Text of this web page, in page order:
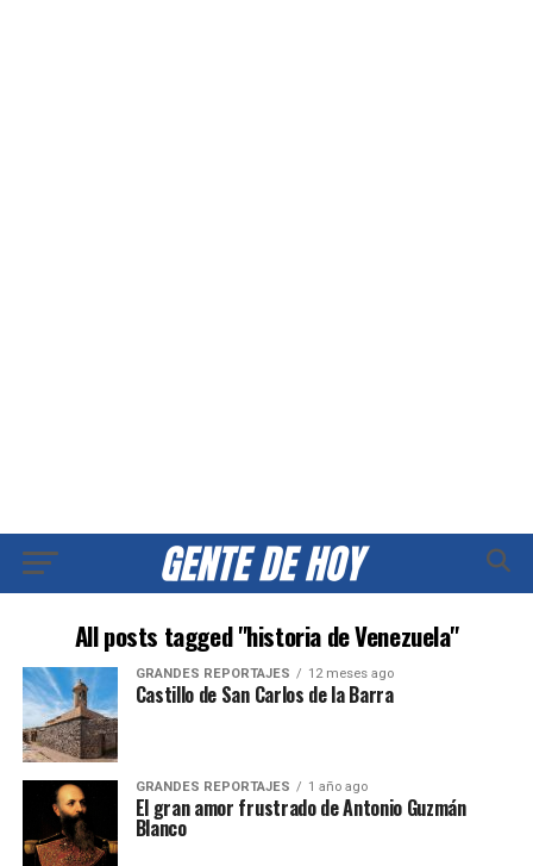
All posts tagged "historia de Venezuela"
GRANDES REPORTAJES 12 meses ago
Castillo de San Carlos de la Barra
GRANDES REPORTAJES 1 año ago
El gran amor frustrado de Antonio Guzmán
Blanco